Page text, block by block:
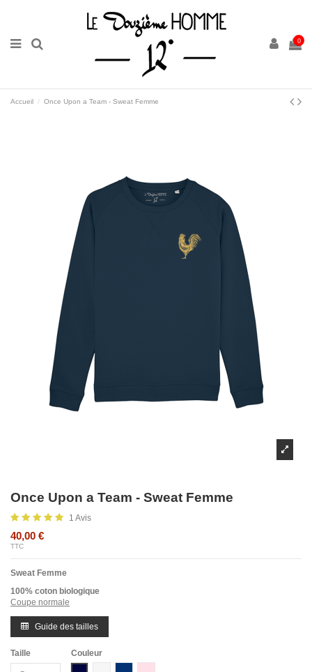
0
Accueil Once Upon a Team - Sweat Femme
Once Upon a Team - Sweat Femme
1 Avis
40,00 €
TTC
Sweat Femme
100% coton biologique
Coupe normale
Guide des tailles
Taille
Couleur